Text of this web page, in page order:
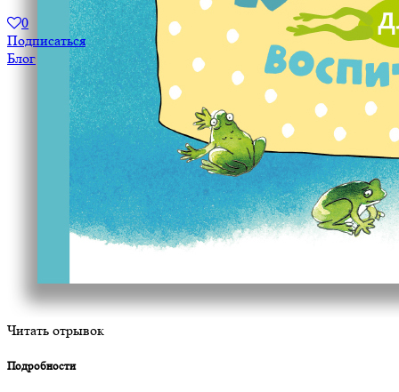
0
Подписаться
Блог
Читать отрывок
Подробности